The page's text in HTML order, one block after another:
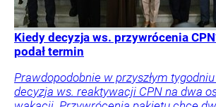
Kiedy decyzja ws. przywrócenia
podał termin
Prawdopodobnie w przyszłym
decyzja ws. reaktywacji CPN na dwa